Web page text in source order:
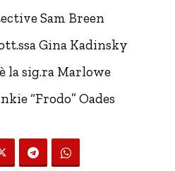
Sam Breen
Gina Kadinsky
è la sig.ra Marlowe
“Frodo” Oades